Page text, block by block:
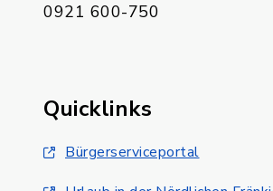
0921 600-750
Quicklinks
Bürgerserviceportal